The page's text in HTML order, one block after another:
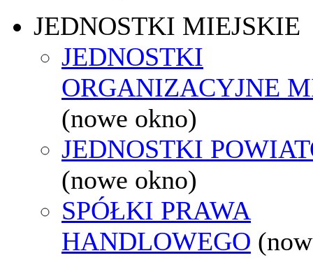
JEDNOSTKI MIEJSKIE
JEDNOSTKI
ORGANIZACYJNE
(nowe okno)
JEDNOSTKI
(nowe okno)
SPÓŁKI PRAWA
HANDLOWEGO